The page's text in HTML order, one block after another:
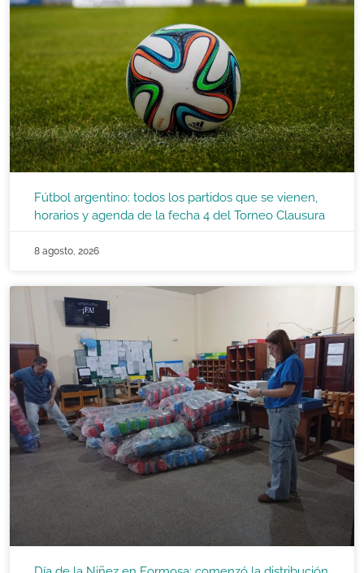
Fútbol argentino: todos los partidos que se vienen,
horarios y agenda de la fecha 4 del Torneo Clausura
8 agosto, 2026